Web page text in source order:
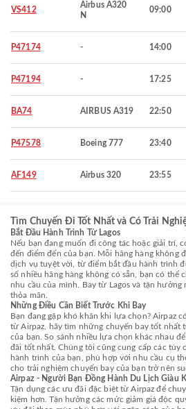
VS412
Airbus A320
N
09:00
P47174 - 14:00
P47194 - 17:25
BA74 AIRBUS A319 22:50
P47578 Boeing 777 23:40
AF149 Airbus 320 23:55
Tìm Chuyến Đi Tốt Nhất và Có Trải
Bắt Đầu Hành Trình Từ Lagos
Nếu bạn đang muốn đi công tác hoặc giải trí,
đến điểm đến của bạn. Mỗi hãng hàng không
dịch vụ tuyệt vời, từ điểm bắt đầu hành trình
số nhiều hãng hàng không có sẵn, bạn có thể
nhu cầu của mình. Bay từ Lagos và tận
thỏa mãn.
Những Điều Cần Biết Trước Khi Bay
Bạn đang gặp khó khăn khi lựa chọn? Airpaz
từ Airpaz, hãy tìm những chuyến bay tốt nhất
của bạn. So sánh nhiều lựa chọn khác nhau
đãi tốt nhất. Chúng tôi cũng cung cấp các tùy
hành trình của bạn, phù hợp với nhu cầu cụ
cho trải nghiệm chuyến bay của bạn trở nên
Airpaz - Người Bạn Đồng Hành Du Lịch Giàu
Tận dụng các ưu đãi đặc biệt từ Airpaz để
kiệm hơn. Tận hưởng các mức giảm giá độc